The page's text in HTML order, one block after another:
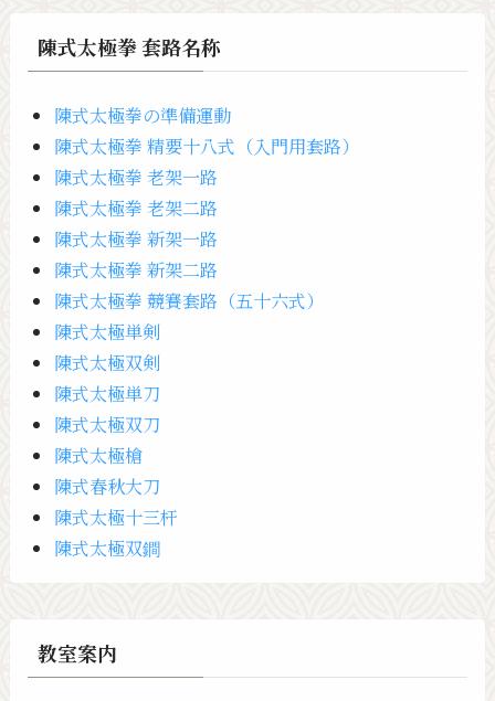
陳式太極拳 套路名称
陳式太極拳の準備運動
陳式太極拳 精要十八式（入門用套路）
陳式太極拳 老架一路
陳式太極拳 老架二路
陳式太極拳 新架一路
陳式太極拳 新架二路
陳式太極拳 競賽套路（五十六式）
陳式太極単剣
陳式太極双剣
陳式太極単刀
陳式太極双刀
陳式太極槍
陳式春秋大刀
陳式太極十三杆
陳式太極双鐧
教室案内